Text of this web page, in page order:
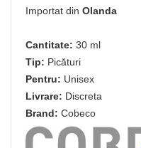
Importat din Olanda
Cantitate: 30 ml
Tip: Picături
Pentru: Unisex
Livrare: Discreta
Brand: Cobeco